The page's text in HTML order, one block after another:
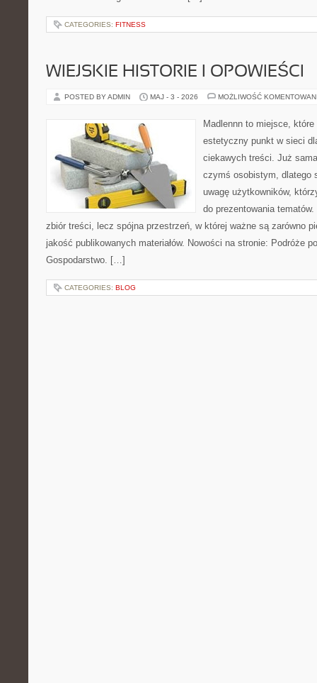
CATEGORIES: FITNESS
WIEJSKIE HISTORIE I OPOWIEŚCI
POSTED BY ADMIN MAJ - 3 - 2026 MOŻLIWOŚĆ
Madlennn to miejsce,
estetyczny punkt w sieci
ciekawych treści. Już
czymś osobistym, dlatego
uwagę użytkowników,
do prezentowania
zbiór treści, lecz spójna przestrzeń, w której ważne są zarówno
jakość publikowanych materiałów. Nowości na stronie: Podróże
Gospodarstwo. […]
CATEGORIES: BLOG